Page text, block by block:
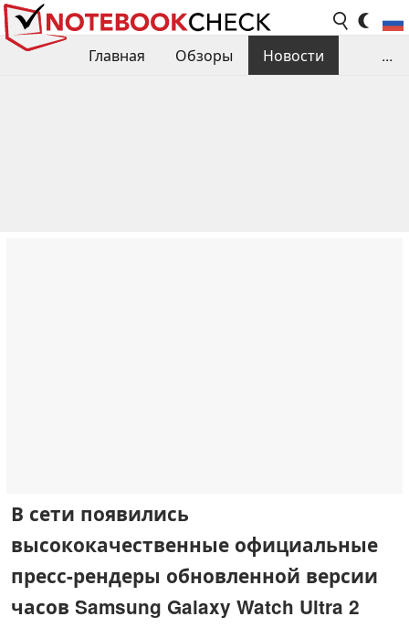
Главная Обзоры
Новости
...
В сети появились
высококачественные официальные
пресс-рендеры обновленной версии
часов Samsung Galaxy Watch Ultra 2